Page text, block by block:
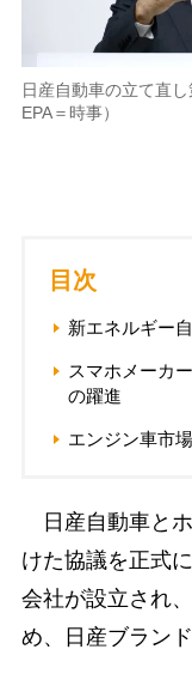
日産自動車の立て直
EPA＝時事）
目次
新エネルギー
スマホメーカ
の躍進
エンジン車市
日産自動車と
けた協議を正式
会社が設立され
め、日産ブラン